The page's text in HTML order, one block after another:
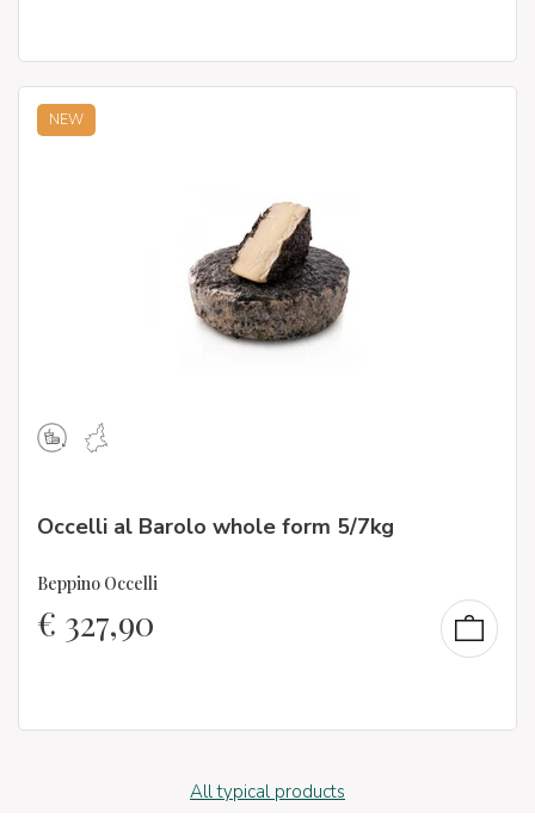
NEW
Occelli al Barolo whole form 5/7kg
Beppino Occelli
€ 327,90
All typical products